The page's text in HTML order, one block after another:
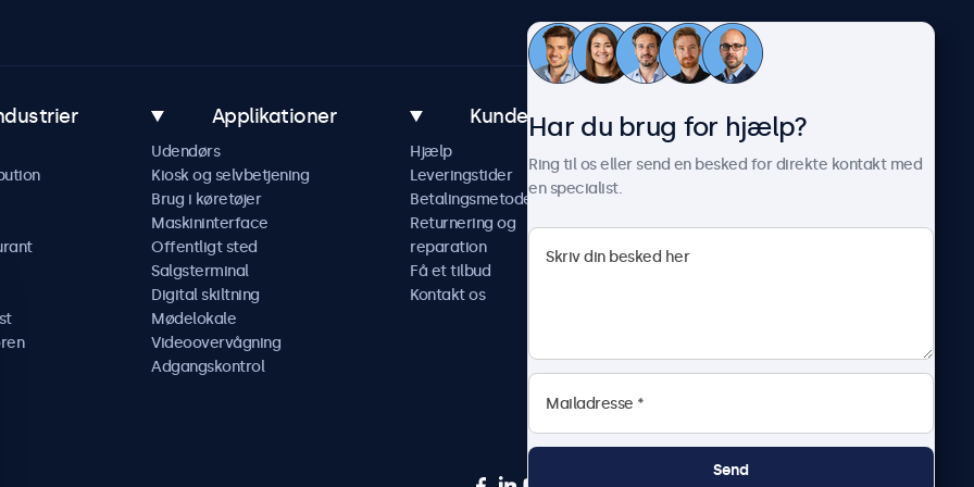
Applikationer
Udendørs
Kiosk og selvbetjening
Brug i køretøjer
Maskininterface
Offentligt sted
Salgsterminal
Digital skiltning
Mødelokale
Videoovervågning
Adgangskontrol
Kundeservice
Hjælp
Leveringstider
Betalingsmetoder
Returnering og
reparation
Få et tilbud
Kontakt os
Om Beetronics
Nyheder og opdateringer
Arbejd hos os
Har du brug for hjælp?
Ring til os eller send en besked for direkte kontakt med
en specialist.
Send